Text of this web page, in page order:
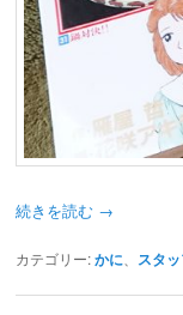
続きを読む →
カテゴリー: かに スタ